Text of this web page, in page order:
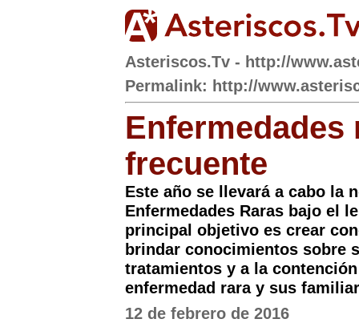
Asteriscos.Tv - http://
Permalink: http://
Enfermedades
frecuente
Este año se llevará a cabo la
Enfermedades Raras bajo el
principal objetivo es crear
brindar conocimientos sobre
tratamientos y a la
enfermedad rara y sus
12 de febrero de 2016